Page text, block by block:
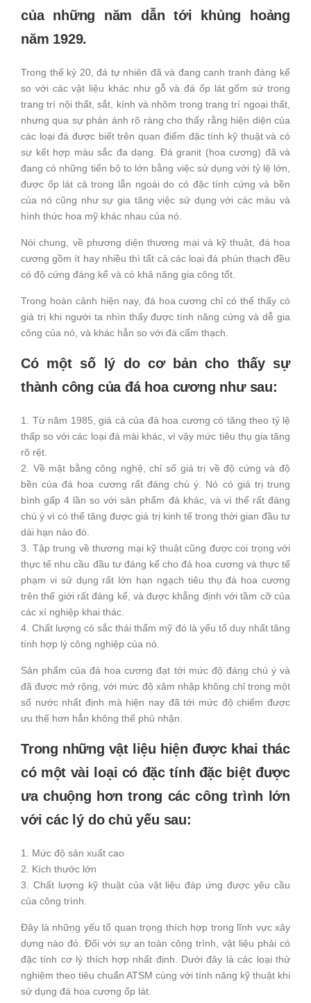
của những năm dẫn tới khủng hoảng
năm 1929.
Trong thế kỷ 20, đá tự nhiên đã và đang canh tranh đáng kể
so với các vật liệu khác như gỗ và đá ốp lát gốm sứ trong
trang trí nội thất, sắt, kính và nhôm trong trang trí ngoại thất,
nhưng qua sự phản ánh rõ ràng cho thấy rằng hiện diện của
các loại đá được biết trên quan điểm đặc tính kỹ thuật và có
sự kết hợp màu sắc đa dạng. Đá granit (hoa cương) đã và
đang có những tiến bộ to lớn bằng việc sử dụng với tỷ lệ lớn,
được ốp lát cả trong lẫn ngoài do có đặc tính cứng và bền
của nó cũng như sự gia tăng việc sử dụng với các màu và
hình thức hoa mỹ khác nhau của nó.
Nói chung, về phương diện thương mại và kỹ thuật, đá hoa
cương gồm ít hay nhiều thì tất cả các loại đá phún thạch đều
có độ cứng đáng kể và có khả năng gia công tốt.
Trong hoàn cảnh hiện nay, đá hoa cương chỉ có thể thấy có
giá trị khi người ta nhìn thấy được tính năng cứng và dễ gia
công của nó, và khác hẳn so với đá cẩm thạch.
Có một số lý do cơ bản cho thấy sự
thành công của đá hoa cương như sau:
1. Từ năm 1985, giá cả của đá hoa cương có tăng theo tỷ lệ
thấp so với các loại đá mài khác, vì vậy mức tiêu thụ gia tăng
rõ rệt.
2. Về mặt bằng công nghệ, chỉ số giá trị về độ cứng và độ
bền của đá hoa cương rất đáng chú ý. Nó có giá trị trung
bình gấp 4 lần so với sản phẩm đá khác, và vì thế rất đáng
chú ý vì có thể tăng được giá trị kinh tế trong thời gian đầu tư
dài hạn nào đó.
3. Tập trung về thương mại kỹ thuật cũng được coi trọng với
thực tế nhu cầu đầu tư đáng kể cho đá hoa cương và thực tế
phạm vi sử dụng rất lớn hạn ngạch tiêu thụ đá hoa cương
trên thế giới rất đáng kể, và được khẳng định với tầm cỡ của
các xí nghiệp khai thác.
4. Chất lượng có sắc thái thẩm mỹ đó là yếu tố duy nhất tăng
tính hợp lý công nghiệp của nó.
Sản phẩm của đá hoa cương đạt tới mức độ đáng chú ý và
đã được mở rộng, với mức độ xâm nhập không chỉ trong một
số nước nhất định mà hiện nay đã tới mức độ chiếm được
ưu thế hơn hẳn không thể phủ nhận.
Trong những vật liệu hiện được khai thác
có một vài loại có đặc tính đặc biệt được
ưa chuộng hơn trong các công trình lớn
với các lý do chủ yếu sau:
1. Mức độ sản xuất cao
2. Kích thước lớn
3. Chất lượng kỹ thuật của vật liệu đáp ứng được yêu cầu
của công trình.
Đây là những yếu tố quan trọng thích hợp trong lĩnh vực xây
dựng nào đó. Đối với sự an toàn công trình, vật liệu phải có
đặc tính cơ lý thích hợp nhất định. Dưới đây là các loại thử
nghiệm theo tiêu chuẩn ATSM cùng với tính năng kỹ thuật khi
sử dụng đá hoa cương ốp lát.